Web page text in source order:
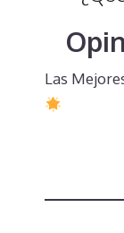
Las